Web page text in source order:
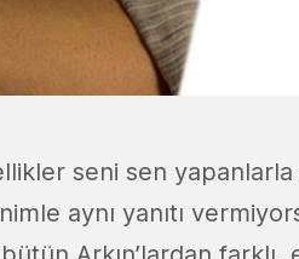
seni sen yapanlarla
aynı yanıtı